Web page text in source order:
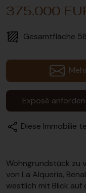
375.000
Gesamtfläche
Exposé anforden
Diese Immobilie
Wohngrundstück zu
von La Alqueria,
westlich mit Blick auf